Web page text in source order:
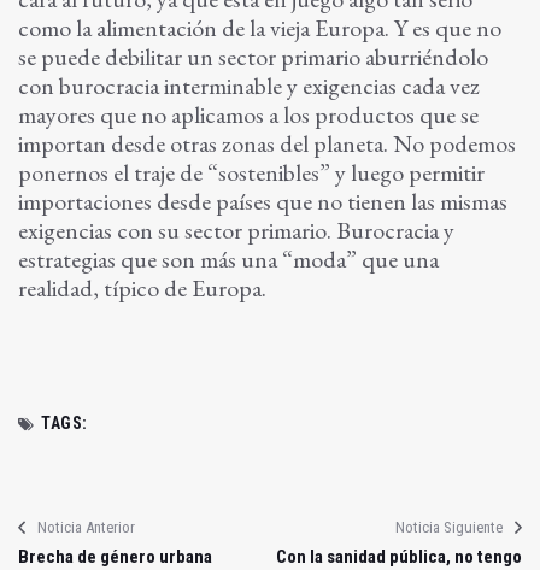
como la alimentación de la vieja Europa. Y es que no
se puede debilitar un sector primario aburriéndolo
con burocracia interminable y exigencias cada vez
mayores que no aplicamos a los productos que se
importan desde otras zonas del planeta. No podemos
ponernos el traje de “sostenibles” y luego permitir
importaciones desde países que no tienen las mismas
exigencias con su sector primario. Burocracia y
estrategias que son más una “moda” que una
realidad, típico de Europa.
TAGS:
Noticia Anterior
Brecha de género urbana
Noticia Siguiente
Con la sanidad pública, no tengo